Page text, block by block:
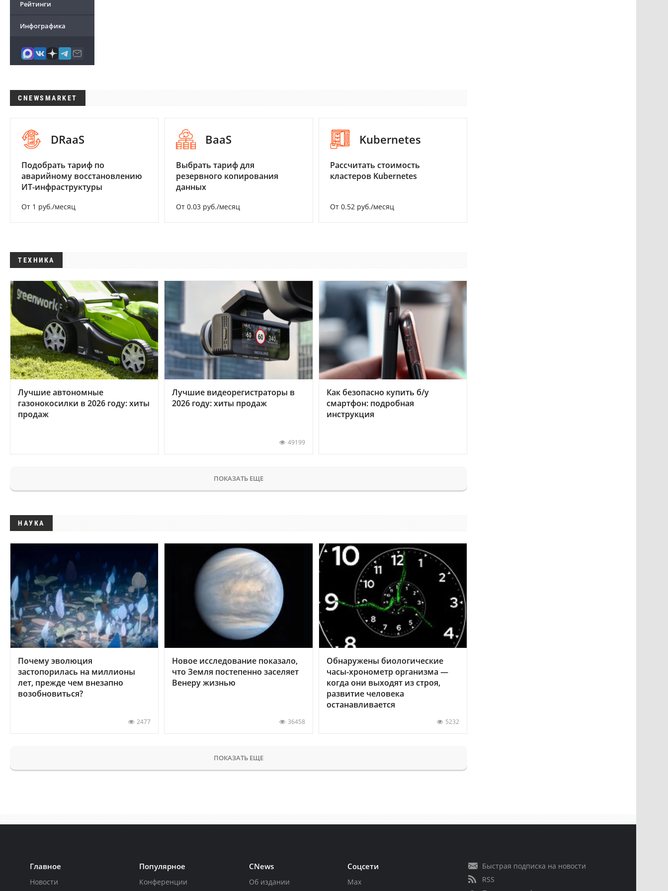
Рейтинги
Инфографика
CNEWSMARKET
DRaaS
Подобрать тариф по
аварийному восстановлению
ИТ-инфраструктуры
От 1 руб./месяц
BaaS
Выбрать тариф для
резервного копирования
данных
От 0.03 руб./месяц
Kubernetes
Рассчитать стоимость
кластеров Kubernetes
От 0.52 руб./месяц
ТЕХНИКА
Лучшие автономные
газонокосилки в 2026 году: хиты
продаж
Лучшие видеорегистраторы в
2026 году: хиты продаж
49199
Как безопасно купить б/у
смартфон: подробная
инструкция
ПОКАЗАТЬ ЕЩЕ
НАУКА
Почему эволюция
застопорилась на миллионы
лет, прежде чем внезапно
возобновиться?
2477
Новое исследование показало,
что Земля постепенно заселяет
Венеру жизнью
36458
Обнаружены биологические
часы-хронометр организма —
когда они выходят из строя,
развитие человека
останавливается
5232
ПОКАЗАТЬ ЕЩЕ
Главное
Новости
Популярное
Конференции
CNews
Об издании
Соцсети
Max
Быстрая подписка на новости
RSS